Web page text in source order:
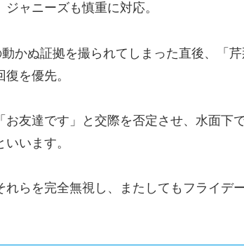
ャニーズも慎重に対応。
動かぬ証拠を撮られてしまった直後、「
を優先。
友達です」と交際を否定させ、水面下
います。
れらを完全無視し、またしてもフライデ